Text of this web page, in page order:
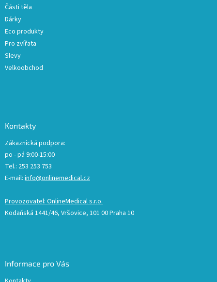
Části těla
Dárky
Eco produkty
Pro zvířata
Slevy
Velkoobchod
Kontakty
Zákaznická podpora:
po - pá 9:00-15:00
Tel.: 253 253 753
E-mail: info@onlinemedical.cz
Provozovatel: OnlineMedical s.r.o.
Kodaňská 1441/46, Vršovice, 101 00 Praha 10
Informace pro Vás